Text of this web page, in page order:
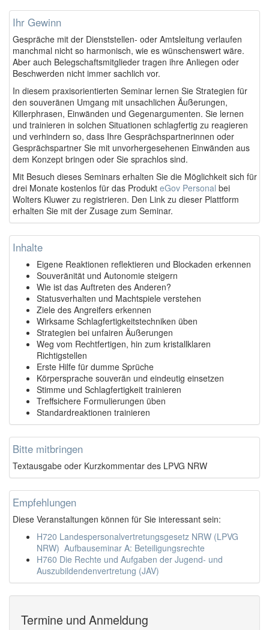
Ihr Gewinn
Gespräche mit der Dienststellen- oder Amtsleitung verlaufen
manchmal nicht so harmonisch, wie es wünschenswert wäre.
Aber auch Belegschaftsmitglieder tragen ihre Anliegen oder
Beschwerden nicht immer sachlich vor.
In diesem praxisorientierten Seminar lernen Sie Strategien für
den souveränen Umgang mit unsachlichen Äußerungen,
Killerphrasen, Einwänden und Gegenargumenten. Sie lernen
und trainieren in solchen Situationen schlagfertig zu reagieren
und verhindern so, dass Ihre Gesprächspartnerinnen oder
Gesprächspartner Sie mit unvorhergesehenen Einwänden aus
dem Konzept bringen oder Sie sprachlos sind.
Mit Besuch dieses Seminars erhalten Sie die Möglichkeit sich für
drei Monate kostenlos für das Produkt eGov Personal bei
Wolters Kluwer zu registrieren. Den Link zu dieser Plattform
erhalten Sie mit der Zusage zum Seminar.
Inhalte
Eigene Reaktionen reflektieren und Blockaden erkennen
Souveränität und Autonomie steigern
Wie ist das Auftreten des Anderen?
Statusverhalten und Machtspiele verstehen
Ziele des Angreifers erkennen
Wirksame Schlagfertigkeitstechniken üben
Strategien bei unfairen Äußerungen
Weg vom Rechtfertigen, hin zum kristallklaren
Richtigstellen
Erste Hilfe für dumme Sprüche
Körpersprache souverän und eindeutig einsetzen
Stimme und Schlagfertigkeit trainieren
Treffsichere Formulierungen üben
Standardreaktionen trainieren
Bitte mitbringen
Textausgabe oder Kurzkommentar des LPVG NRW
Empfehlungen
Diese Veranstaltungen können für Sie interessant sein:
H720 Landespersonalvertretungsgesetz NRW (LPVG
NRW)  Aufbauseminar A: Beteiligungsrechte
H760 Die Rechte und Aufgaben der Jugend- und
Auszubildendenvertretung (JAV)
Termine und Anmeldung